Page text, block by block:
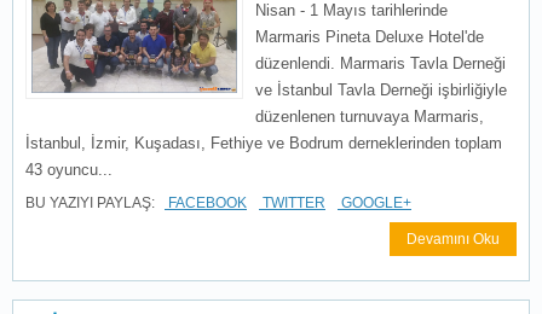
Nisan - 1 Mayıs tarihlerinde
Marmaris Pineta Deluxe Hotel'de
düzenlendi. Marmaris Tavla Derneği
ve İstanbul Tavla Derneği işbirliğiyle
düzenlenen turnuvaya Marmaris,
İstanbul, İzmir, Kuşadası, Fethiye ve Bodrum derneklerinden toplam
43 oyuncu...
BU YAZIYI PAYLAŞ: FACEBOOK TWITTER GOOGLE+
Devamını Oku